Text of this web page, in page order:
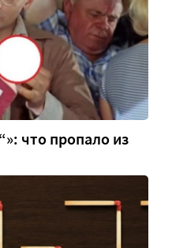
что пропало из